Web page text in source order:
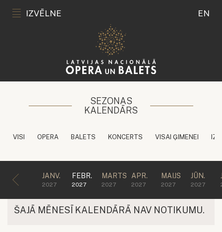
IZVĒLNE EN
SEZONAS
KALENDĀRS
VISI OPERA BALETS KONCERTS VISAI ĢIMENEI
JANV.
2027
FEBR.
2027
MARTS
2027
APR.
2027
MAIJS
2027
JŪN.
2027
ŠAJĀ MĒNESĪ KALENDĀRĀ NAV NOTIKUMU.